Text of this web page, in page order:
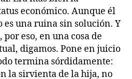
económico. Aunque él
es una ruina sin solución. Y
eso, en una cosa de
digamos. Pone en juicio
termina sórdidamente:
la sirvienta de la hija, no